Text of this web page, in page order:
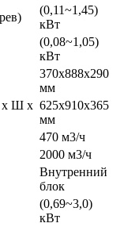
(0,11~1,45)
кВт
(0,08~1,05)
кВт
370х888х290
мм
х Ш х 625х910х365
мм
470 м3/ч
2000 м3/ч
Внутренний
блок
(0,69~3,0)
кВт